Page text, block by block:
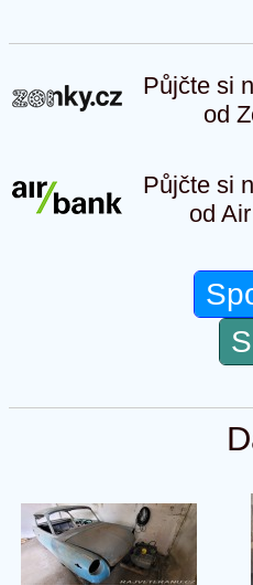
Půjčte si
od
Půjčte si
od